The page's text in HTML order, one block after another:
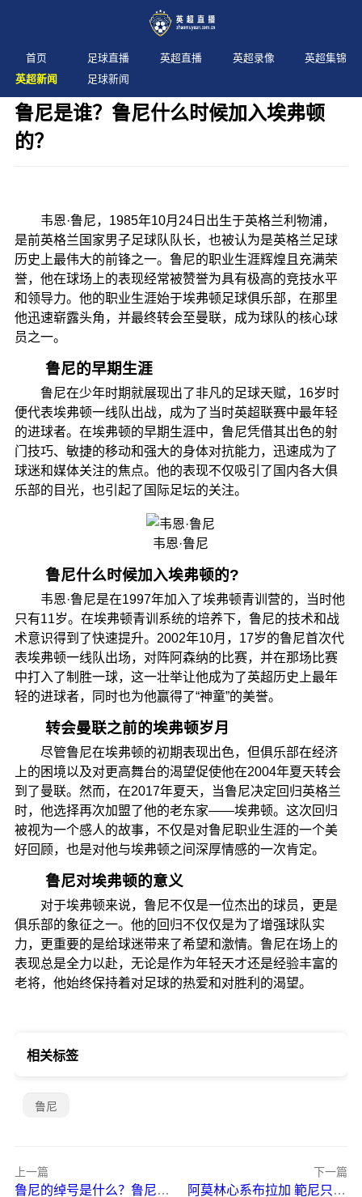
首页 足球直播 英超直播 英超录像
英超集锦
英超新闻
足球新闻
鲁尼是谁？鲁尼什么时候加入埃弗顿
的？
韦恩·鲁尼，1985年10月24日出生于英格兰利物浦，
是前英格兰国家男子足球队队长，也被认为是英格兰足球
历史上最伟大的前锋之一。鲁尼的职业生涯辉煌且充满荣
誉，他在球场上的表现经常被赞誉为具有极高的竞技水平
和领导力。他的职业生涯始于埃弗顿足球俱乐部，在那里
他迅速崭露头角，并最终转会至曼联，成为球队的核心球
员之一。
鲁尼的早期生涯
鲁尼在少年时期就展现出了非凡的足球天赋，16岁时
便代表埃弗顿一线队出战，成为了当时英超联赛中最年轻
的进球者。在埃弗顿的早期生涯中，鲁尼凭借其出色的射
门技巧、敏捷的移动和强大的身体对抗能力，迅速成为了
球迷和媒体关注的焦点。他的表现不仅吸引了国内各大俱
乐部的目光，也引起了国际足坛的关注。
韦恩·鲁尼
鲁尼什么时候加入埃弗顿的?
韦恩·鲁尼是在1997年加入了埃弗顿青训营的，当时他
只有11岁。在埃弗顿青训系统的培养下，鲁尼的技术和战
术意识得到了快速提升。2002年10月，17岁的鲁尼首次代
表埃弗顿一线队出场，对阵阿森纳的比赛，并在那场比赛
中打入了制胜一球，这一壮举让他成为了英超历史上最年
轻的进球者，同时也为他赢得了“神童”的美誉。
转会曼联之前的埃弗顿岁月
尽管鲁尼在埃弗顿的初期表现出色，但俱乐部在经济
上的困境以及对更高舞台的渴望促使他在2004年夏天转会
到了曼联。然而，在2017年夏天，当鲁尼决定回归英格兰
时，他选择再次加盟了他的老东家——埃弗顿。这次回归
被视为一个感人的故事，不仅是对鲁尼职业生涯的一个美
好回顾，也是对他与埃弗顿之间深厚情感的一次肯定。
鲁尼对埃弗顿的意义
对于埃弗顿来说，鲁尼不仅是一位杰出的球员，更是
俱乐部的象征之一。他的回归不仅仅是为了增强球队实
力，更重要的是给球迷带来了希望和激情。鲁尼在场上的
表现总是全力以赴，无论是作为年轻天才还是经验丰富的
老将，他始终保持着对足球的热爱和对胜利的渴望。
相关标签
鲁尼
上一篇
鲁尼的绰号是什么？鲁尼为什么叫这个绰号？
下一篇
阿莫林心系布拉加 範尼只关注蓝狐 以后再说